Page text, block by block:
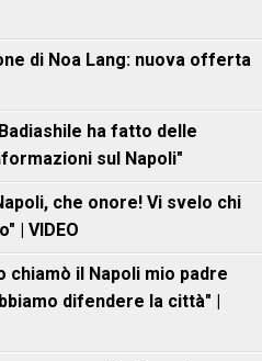
di Noa Lang: nuova offerta
ha fatto delle
sul Napoli"
che onore! Vi svelo chi
| VIDEO
chiamò il Napoli mio padre
difendere la città" |